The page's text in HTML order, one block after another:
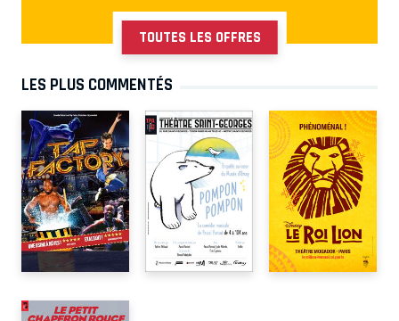
TOUTES LES OFFRES
LES PLUS COMMENTÉS